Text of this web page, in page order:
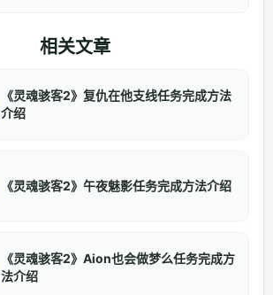
相关文章
《灵魂骇客2》复仇在他支线任务完成方法
介绍
《灵魂骇客2》午夜魅影任务完成方法介绍
《灵魂骇客2》Aion也会做梦么任务完成方
法介绍